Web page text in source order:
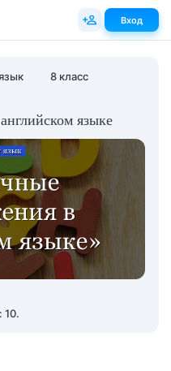
8 класс
языке
10.
Вход